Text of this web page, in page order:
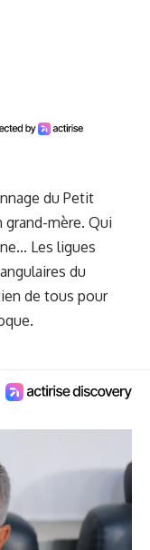
du Petit
grand-mère. Qui
Les ligues
du
de tous pour